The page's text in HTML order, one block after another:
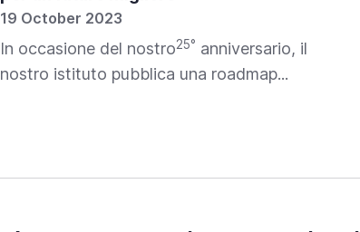
19 October 2023
In occasione del nostro25° anniversario, il
nostro istituto pubblica una roadmap...